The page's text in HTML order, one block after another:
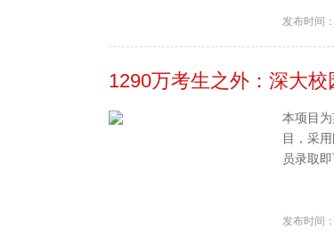
发布时间
1290万考生之外：深大
本项目
目，采
员录取
发布时间